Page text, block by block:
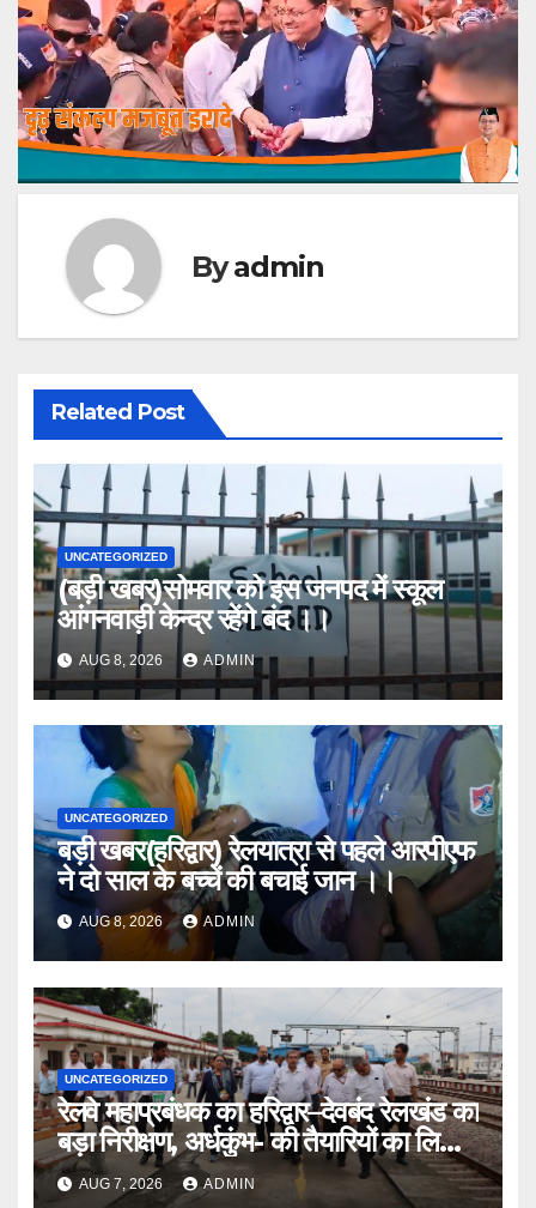
Byadmin
Related Post
UNCATEGORIZED
(बड़ी खबर)सोमवार को इस जनपद में स्कूल
आंगनवाड़ी केन्द्र रहेंगे बंद ।।
AUG 8, 2026 ADMIN
UNCATEGORIZED
बड़ी खबर(हरिद्वार) रेलयात्रा से पहले आरपीएफ
ने दो साल के बच्चें की बचाई जान ।।
AUG 8, 2026 ADMIN
UNCATEGORIZED
रेलवे महाप्रबंधक का हरिद्वार–देवबंद रेलखंड का
बड़ा निरीक्षण, अर्धकुंभ- की तैयारियों का लिया
जायजा
AUG 7, 2026 ADMIN